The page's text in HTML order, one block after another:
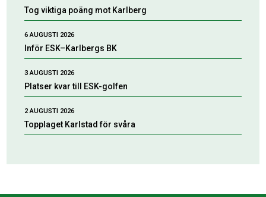
Tog viktiga poäng mot Karlberg
Inför ESK–Karlbergs BK
6 AUGUSTI 2026
Platser kvar till ESK-golfen
3 AUGUSTI 2026
Topplaget Karlstad för svåra
2 AUGUSTI 2026